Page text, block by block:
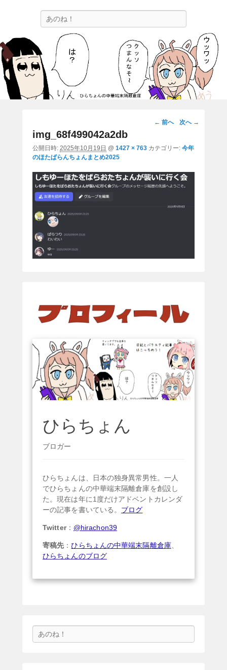
ひらちょんの中華端末隔離倉庫
ほたがページ上部にある検索バーを消してくれたサイトです。
画
ー
シ
← 前へ 次へ →
img_68f499042a2db
公開日時: 2025年10月19日 @ 1427 × 763 カテゴリー: 今年
のほたぱらんちょんまとめ2025
ひらちょん
ブロガー
ひらちょんは、日本の独身異常男性。一人
でひらちょんの中華端末隔離倉庫を創設し
た。現在は年に1度だけアドベントカレンダ
ーの記事を書いている。 ブログ
Twitter： @hirachon39
寄稿先 ：ひらちょんの中華端末隔離倉庫、
ひらちょんのブログ
索